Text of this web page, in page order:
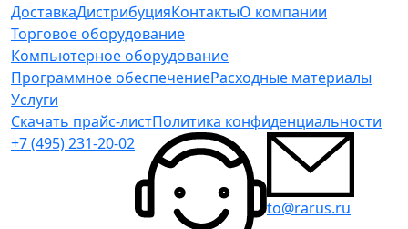
ДоставкаДистрибуцияКонтактыО компании
Торговое оборудование
Компьютерное оборудование
Программное обеспечениеРасходные материалы
Услуги
Скачать прайс-листПолитика конфиденциальности
+7 (495) 231-20-02
to@rarus.ru